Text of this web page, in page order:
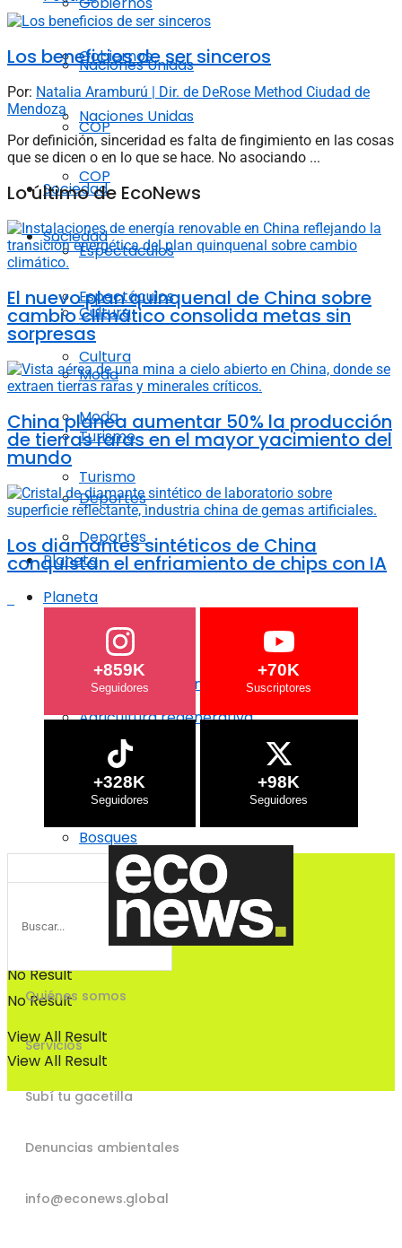
Naciones Unidas
COP
Sociedad
Espectáculos
Cultura
Moda
Turismo
Deportes
Planeta
Crisis Climática
Agricultura regenerativa
Océanos
Bosques
No Result
View All Result
Gobiernos
Naciones Unidas
COP
Sociedad
Espectáculos
Cultura
Moda
Turismo
Deportes
Planeta
Crisis Climática
Agricultura regenerativa
Océanos
Bosques
No Result
View All Result
Los beneficios de ser sinceros
Por: Natalia Aramburú | Dir. de DeRose Method Ciudad de
Mendoza
Por definición, sinceridad es falta de fingimiento en las cosas
que se dicen o en lo que se hace. No asociando ...
Lo último de EcoNews
El nuevo plan quinquenal de China sobre
cambio climático consolida metas sin
sorpresas
China planea aumentar 50% la producción
de tierras raras en el mayor yacimiento del
mundo
Los diamantes sintéticos de China
conquistan el enfriamiento de chips con IA
+859K +70K
+328K +98K
Quiénes somos
Servicios
Subí tu gacetilla
Denuncias ambientales
info@econews.global